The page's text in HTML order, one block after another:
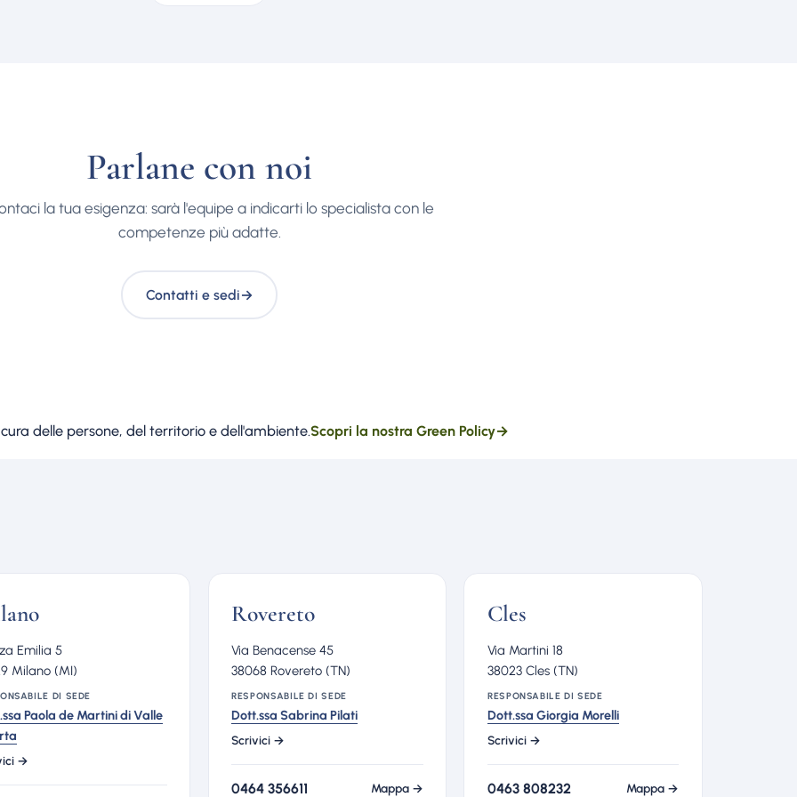
Parlane con noi
la tua esigenza: sarà l'equipe a indicarti lo specialista con le
competenze più adatte.
Contatti e sedi→
delle persone, del territorio e dell'ambiente.Scopri la nostra Green Policy→
Emilia 5
Milano (MI)
DI SEDE
Paola de Martini di Valle
→
Rovereto
Via Benacense 45
38068 Rovereto (TN)
RESPONSABILE DI SEDE
Dott.ssa Sabrina Pilati
Scrivici →
0464 356611 Mappa →
Cles
Via Martini 18
38023 Cles (TN)
RESPONSABILE DI SEDE
Dott.ssa Giorgia Morelli
Scrivici →
0463 808232 Mappa →